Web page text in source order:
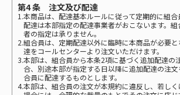
第4 条 注文及び配達
1.本商品は、配達基本ルールに従って定期的に組合
配達は本部指定の配達事業者がおこないます。
者の指定は承りません。
2.組合員は、定期配達以外に臨時に本商品が必要
達をコールセンターより注文いただけます。
3.本部は、組合員から本条2項に基づく追加配達の
合、別途本部が指定する日以降に追加配達の注
合員に配達するものとします。
4.本部は、組合員の注文が本規約に違反し、若し